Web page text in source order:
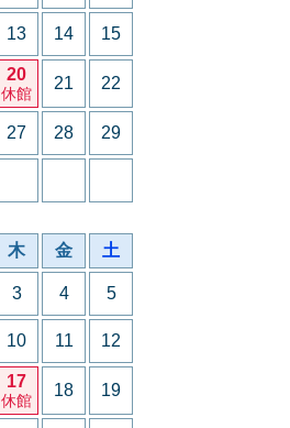
13 14 15
20
休館
21 22
27 28 29
木 金 土
3 4 5
10 11 12
17
休館
18 19